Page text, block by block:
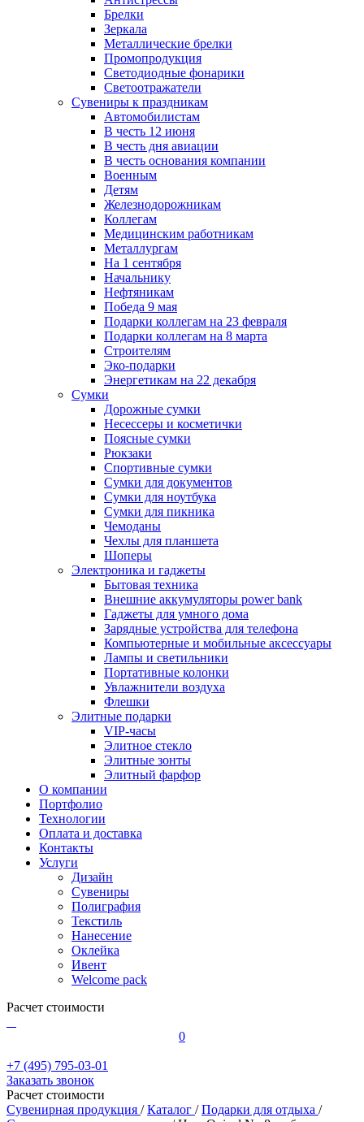
Брелки
Зеркала
Металлические брелки
Промопродукция
Светодиодные фонарики
Светоотражатели
Сувениры к праздникам
Автомобилистам
В честь 12 июня
В честь дня авиации
В честь основания компании
Военным
Детям
Железнодорожникам
Коллегам
Медицинским работникам
Металлургам
На 1 сентября
Начальнику
Нефтяникам
Победа 9 мая
Подарки коллегам на 23 февраля
Подарки коллегам на 8 марта
Строителям
Эко-подарки
Энергетикам на 22 декабря
Сумки
Дорожные сумки
Несессеры и косметички
Поясные сумки
Рюкзаки
Спортивные сумки
Сумки для документов
Сумки для ноутбука
Сумки для пикника
Чемоданы
Чехлы для планшета
Шоперы
Электроника и гаджеты
Бытовая техника
Внешние аккумуляторы power bank
Гаджеты для умного дома
Зарядные устройства для телефона
Компьютерные и мобильные аксессуары
Лампы и светильники
Портативные колонки
Увлажнители воздуха
Флешки
Элитные подарки
VIP-часы
Элитное стекло
Элитные зонты
Элитный фарфор
О компании
Портфолио
Технологии
Оплата и доставка
Контакты
Услуги
Дизайн
Сувениры
Полиграфия
Текстиль
Нанесение
Оклейка
Ивент
Welcome pack
Расчет стоимости
0
+7 (495) 795-03-01
Заказать звонок
Расчет стоимости
Сувенирная продукция / Каталог / Подарки для отдыха /